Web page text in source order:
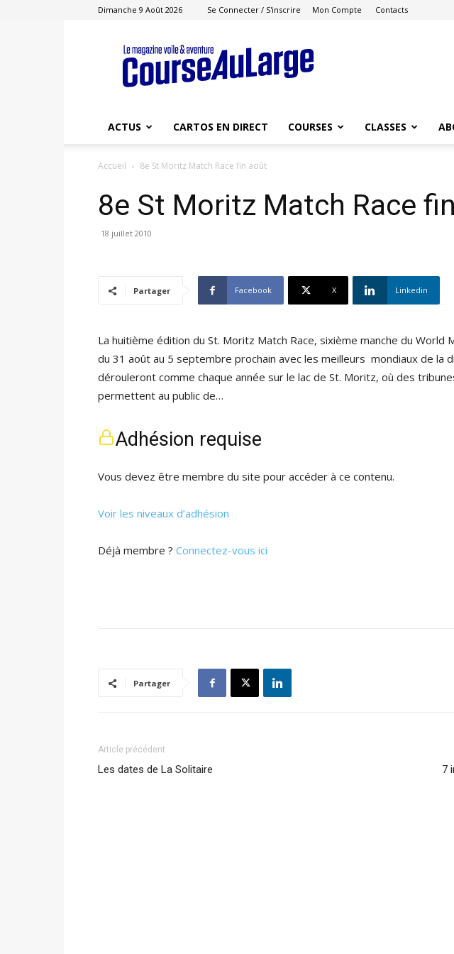
Dimanche 9 Août 2026 Se Connecter / S'inscrire Mon Compte Contacts
Course
au
Large
ACTUS CARTOS EN DIRECT COURSES CLASSES
Accueil 8e St Moritz Match Race fin août
8e St Moritz Match Race
18 juillet 2010
Partager Facebook X Linkedin
La huitième édition du St. Moritz Match Race, sixième manche du World
du 31 août au 5 septembre prochain avec les meilleurs mondiaux de la
dérouleront comme chaque année sur le lac de St. Moritz, où des
permettent au public de…
Adhésion requise
Vous devez être membre du site pour accéder à ce contenu.
Voir les niveaux d’adhésion
Déjà membre ? Connectez-vous ici
Partager
Article précédent
Les dates de La Solitaire 7